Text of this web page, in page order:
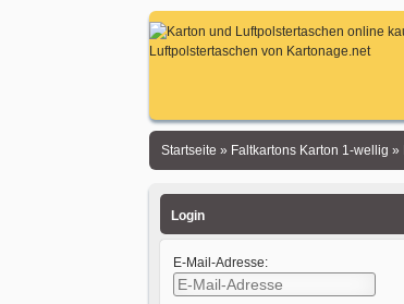
Startseite » Faltkartons Karton 1-wellig »
Login
E-Mail-Adresse: